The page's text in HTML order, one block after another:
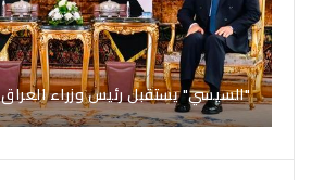
"السيسي" يستقبل رئيس وزراء العراق